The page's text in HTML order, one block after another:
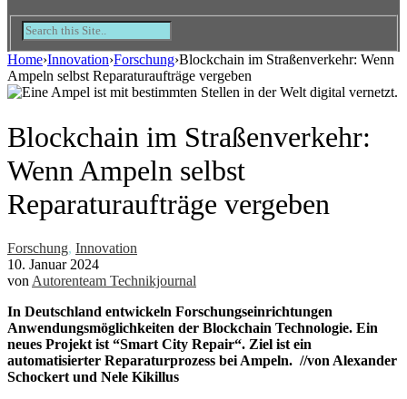
Home›Innovation›Forschung›Blockchain im Straßenverkehr: Wenn
Ampeln selbst Reparaturaufträge vergeben
Blockchain im Straßenverkehr:
Wenn Ampeln selbst
Reparaturaufträge vergeben
Forschung, Innovation
10. Januar 2024
von Autorenteam Technikjournal
In Deutschland entwickeln Forschungseinrichtungen
Anwendungsmöglichkeiten der Blockchain Technologie. Ein
neues Projekt ist “Smart City Repair“. Ziel ist ein
automatisierter Reparaturprozess bei Ampeln. //von Alexander
Schockert und Nele Kikillus